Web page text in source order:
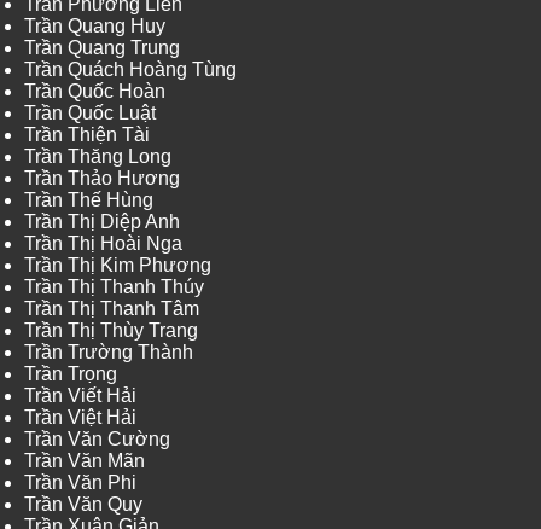
Trần Quang Huy
Trần Quang Trung
Trần Quách Hoàng Tùng
Trần Quốc Hoàn
Trần Quốc Luật
Trần Thiện Tài
Trần Thăng Long
Trần Thảo Hương
Trần Thế Hùng
Trần Thị Diệp Anh
Trần Thị Hoài Nga
Trần Thị Kim Phương
Trần Thị Thanh Thúy
Trần Thị Thanh Tâm
Trần Thị Thùy Trang
Trần Trường Thành
Trần Trọng
Trần Viết Hải
Trần Việt Hải
Trần Văn Cường
Trần Văn Mãn
Trần Văn Phi
Trần Văn Quy